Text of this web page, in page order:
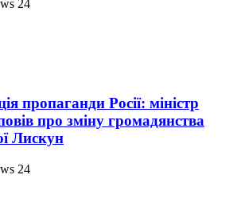
24
пропаганди Росії: міністр
про зміну громадянства
Лискун
24